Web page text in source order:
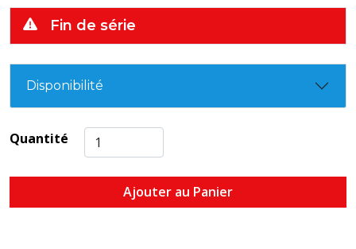
Fin de série
Disponibilité
Quantité
Ajouter au Panier